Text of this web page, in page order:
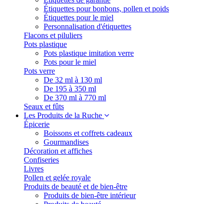
Étiquettes pour bonbons, pollen et poids
Étiquettes pour le miel
Personnalisation d'étiquettes
Flacons et piluliers
Pots plastique
Pots plastique imitation verre
Pots pour le miel
Pots verre
De 32 ml à 130 ml
De 195 à 350 ml
De 370 ml à 770 ml
Seaux et fûts
Les Produits de la Ruche
Épicerie
Boissons et coffrets cadeaux
Gourmandises
Décoration et affiches
Confiseries
Livres
Pollen et gelée royale
Produits de beauté et de bien-être
Produits de bien-être intérieur